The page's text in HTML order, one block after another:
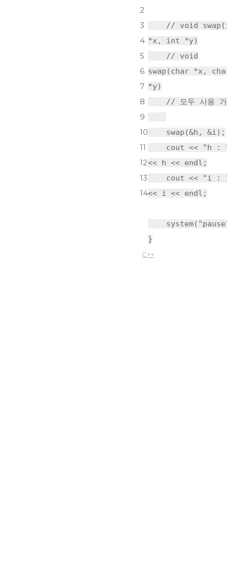
2
3
4
5
6
7
8
9
10
11
12
13
14
// void
*x, int *y)
// void
swap(char *x,
*y)
// 모두 사용 가
swap(&h, &i);
cout <<
"h :
<< h << endl;
cout <<
"i :
<< i << endl;
system(
}
C++